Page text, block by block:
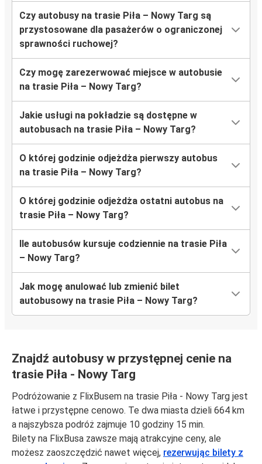
Czy autobusy na trasie Piła – Nowy Targ są
przystosowane dla pasażerów o ograniczonej
sprawności ruchowej?
Czy mogę zarezerwować miejsce w autobusie
na trasie Piła – Nowy Targ?
Jakie usługi na pokładzie są dostępne w
autobusach na trasie Piła – Nowy Targ?
O której godzinie odjeżdża pierwszy autobus
na trasie Piła – Nowy Targ?
O której godzinie odjeżdża ostatni autobus na
trasie Piła – Nowy Targ?
Ile autobusów kursuje codziennie na trasie Piła
– Nowy Targ?
Jak mogę anulować lub zmienić bilet
autobusowy na trasie Piła – Nowy Targ?
Znajdź autobusy w przystępnej cenie na
trasie Piła - Nowy Targ
Podróżowanie z FlixBusem na trasie Piła - Nowy Targ jest
łatwe i przystępne cenowo. Te dwa miasta dzieli 664 km
a najszybsza podróż zajmuje 10 godziny 15 min.
Bilety na FlixBusa zawsze mają atrakcyjne ceny, ale
możesz zaoszczędzić nawet więcej, rezerwując bilety z